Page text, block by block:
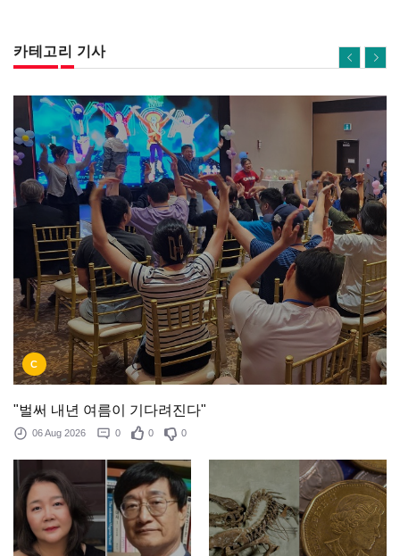
카테고리 기사
C
"벌써 내년 여름이 기다려진다"
06 Aug 2026 0 0 0